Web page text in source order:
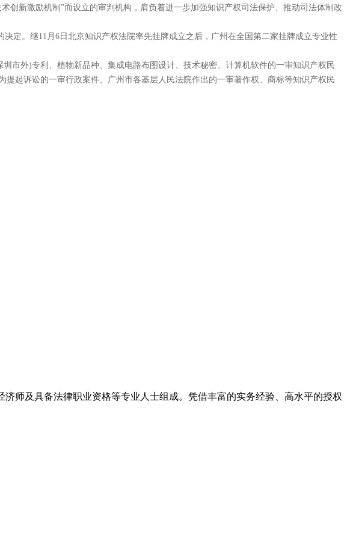
创新激励机制”而设立的审判机构，肩负着进一步加强知识产权司法保护、推动司法体制改
定。继11月6日北京知识产权法院率先挂牌成立之后，广州在全国第二家挂牌成立专业性
市外)专利、植物新品种、集成电路布图设计、技术秘密、计算机软件的一审知识产权民
起诉讼的一审行政案件、广州市各基层人民法院作出的一审著作权、商标等知识产权民
师及具备法律职业资格等专业人士组成。凭借丰富的实务经验、高水平的授权